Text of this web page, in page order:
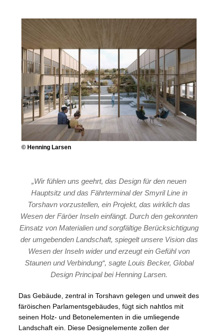
© Henning Larsen
„Wir fühlen uns geehrt, das Design für den neuen
Hauptsitz und das Fährterminal der Smyril Line in
Torshavn vorzustellen, ein Projekt, das wirklich das
Wesen der Färöer Inseln einfängt. Durch den gekonnten
Einsatz von Materialien und sorgfältige Berücksichtigung
der umgebenden Landschaft, spiegelt unsere Vision das
Wesen der Inseln wider und erzeugt ein Gefühl von
Staunen und Verbindung“, sagte Louis Becker, Global
Design Principal bei Henning Larsen.
Das Gebäude, zentral in Torshavn gelegen und unweit des
färöischen Parlamentsgebäudes, fügt sich nahtlos mit
seinen Holz- und Betonelementen in die umliegende
Landschaft ein. Diese Designelemente zollen der